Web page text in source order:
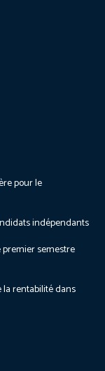
pour le
indépendants
semestre
rentabilité dans